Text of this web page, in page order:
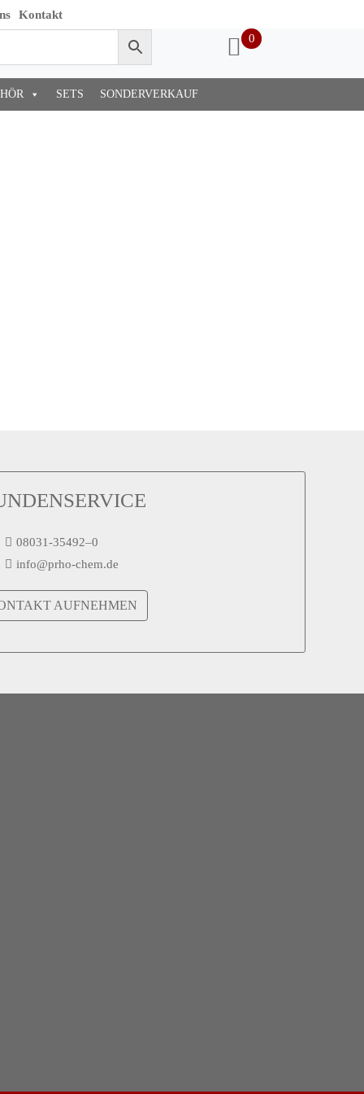
Kontakt
0
SETS SONDERVERKAUF
08031-35492–0
info@prho-chem.de
AUFNEHMEN